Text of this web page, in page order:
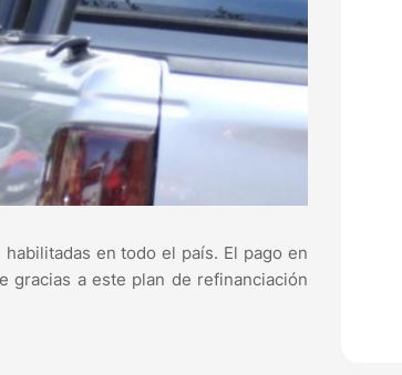
en todo el país. El pago en
gracias a este plan de refinanciación